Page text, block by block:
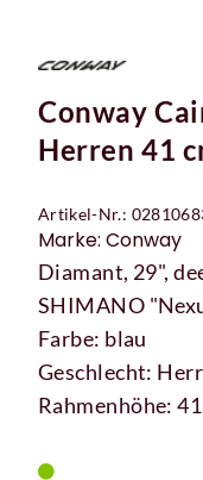
Conway
Herren 41
Artikel-Nr.:
Marke: Conway
Diamant, 29",
SHIMANO
Farbe: blau
Geschlecht:
Rahmenhöhe: